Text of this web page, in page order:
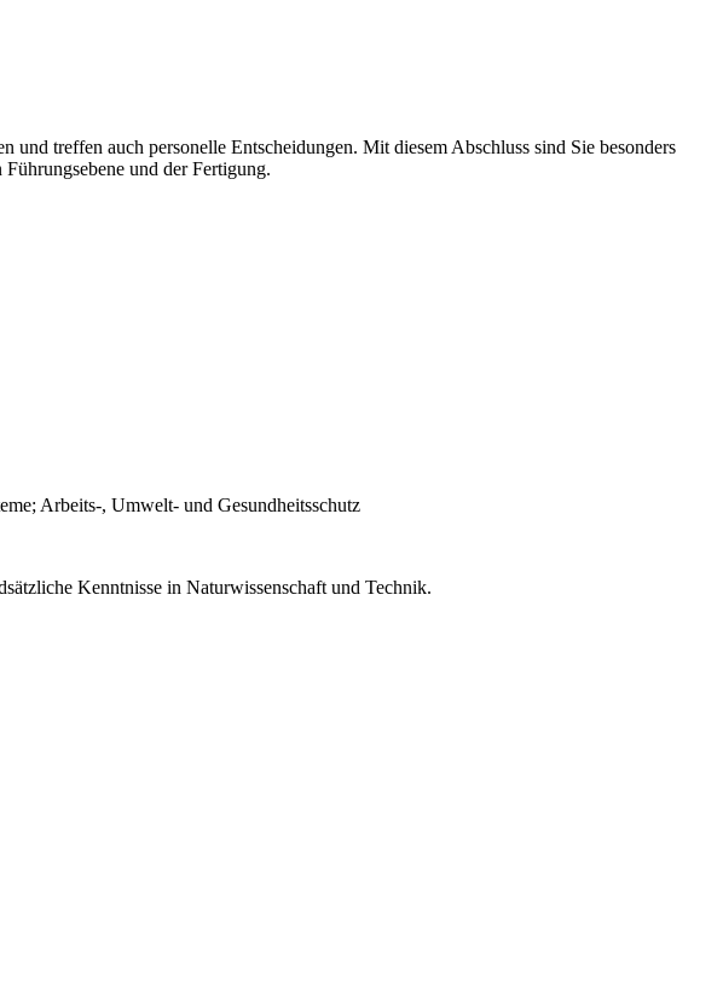
treffen auch personelle Entscheidungen. Mit diesem Abschluss sind Sie besonders
und der Fertigung.
Arbeits-, Umwelt- und Gesundheitsschutz
Kenntnisse in Naturwissenschaft und Technik.